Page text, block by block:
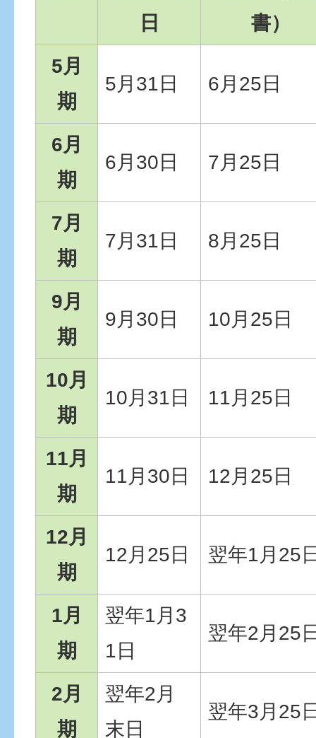
日
書）
5月
期
5月31日 6月25日
6月
期
6月30日 7月25日
7月
期
7月31日 8月25日
9月
期
9月30日 10月25日
10月
期
10月31日 11月25日
11月
期
11月30日 12月25日
12月
期
12月25日 翌年1月25
1月
期
翌年1月3
1日
翌年2月25
2月
期
翌年2月
末日
翌年3月25